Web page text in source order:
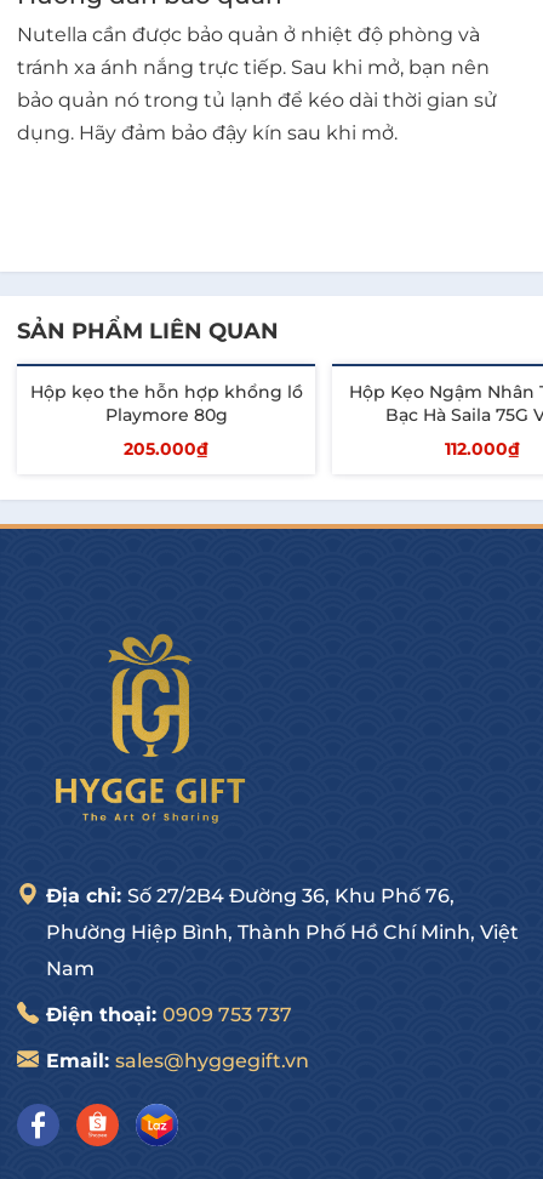
Nutella cần được bảo quản ở nhiệt độ phòng và
tránh xa ánh nắng trực tiếp. Sau khi mở, bạn nên
bảo quản nó trong tủ lạnh để kéo dài thời gian sử
dụng. Hãy đảm bảo đậy kín sau khi mở.
SẢN PHẨM LIÊN QUAN
Hộp kẹo the hỗn hợp khổng lồ
Playmore 80g
205.000₫
Thêm vào giỏ
Hộp Kẹo Ngậm Nhân
Bạc Hà Saila 75G
112.000₫
Thêm vào giỏ
Địa chỉ: Số 27/2B4 Đường 36, Khu Phố 76,
Phường Hiệp Bình, Thành Phố Hồ Chí Minh, Việt
Nam
Điện thoại: 0909 753 737
Email: sales@hyggegift.vn